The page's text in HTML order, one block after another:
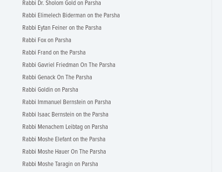
Rabbi Dr. Sholom Gold on Parsha
Rabbi Elimelech Biderman on the Parsha
Rabbi Eytan Feiner on the Parsha
Rabbi Fox on Parsha
Rabbi Frand on the Parsha
Rabbi Gavriel Friedman On The Parsha
Rabbi Genack On The Parsha
Rabbi Goldin on Parsha
Rabbi Immanuel Bernstein on Parsha
Rabbi Isaac Bernstein on the Parsha
Rabbi Menachem Leibtag on Parsha
Rabbi Moshe Elefant on the Parsha
Rabbi Moshe Hauer On The Parsha
Rabbi Moshe Taragin on Parsha